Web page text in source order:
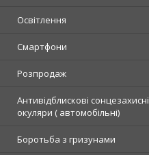
Освітлення
Смартфони
Розпродаж
Антивідблискові сонцезахисні
окуляри ( автомобільні)
Боротьба з гризунами